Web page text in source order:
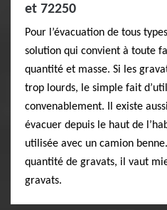
et 72250
Pour l’évacuation de tous
solution qui convient à toute
quantité et masse. Si les
trop lourds, le simple fait
convenablement. Il existe
évacuer depuis le haut de
utilisée avec un camion
quantité de gravats, il vaut
gravats.